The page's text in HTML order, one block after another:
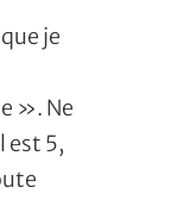
je
». Ne
est 5,